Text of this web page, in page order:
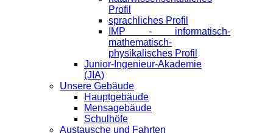
Profil
sprachliches Profil
IMP - informatisch-
mathematisch-
physikalisches Profil
Junior-Ingenieur-Akademie
(JIA)
Unsere Gebäude
Hauptgebäude
Mensagebäude
Schulhöfe
Austausche und Fahrten